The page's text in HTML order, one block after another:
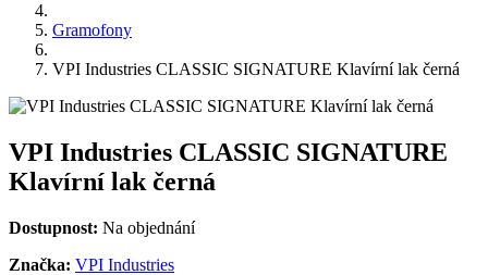
Gramofony
VPI Industries CLASSIC SIGNATURE Klavírní lak černá
VPI Industries CLASSIC SIGNATURE
Klavírní lak černá
Dostupnost: Na objednání
Značka: VPI Industries